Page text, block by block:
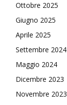
Ottobre 2025
Giugno 2025
Aprile 2025
Settembre 2024
Maggio 2024
Dicembre 2023
Novembre 2023